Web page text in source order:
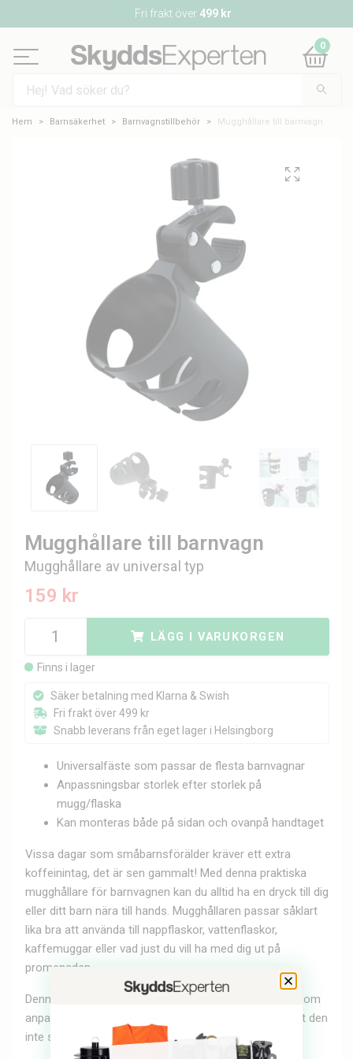
Fri frakt över 499 kr
0
Hem Barnsäkerhet Barnvagnstillbehör Mugghållare till barnvagn
Mugghållare till barnvagn
Mugghållare av universal typ
159 kr
LÄGG I VARUKORGEN
Finns i lager
Säker betalning med Klarna & Swish
Fri frakt över 499 kr
Snabb leverans från eget lager i Helsingborg
Universalfäste som passar de flesta barnvagnar
Anpassningsbar storlek efter storlek på
mugg/flaska
Kan monteras både på sidan och ovanpå handtaget
Vissa dagar som småbarnsförälder kräver ett extra
koffeinintag, det är sen gammalt! Med denna praktiska
mugghållare för barnvagnen kan du alltid ha en dryck till dig
eller ditt barn nära till hands. Mugghållaren passar såklart
lika bra att använda till nappflaskor, vattenflaskor,
kaffemuggar eller vad just du vill ha med dig ut på
promenaden.
Denna mugghållare för barnvagnen har töjbara sidor som
anpassar sig efter storleken på din mugg/flaska så att den
inte skvalpar runt eller välter.